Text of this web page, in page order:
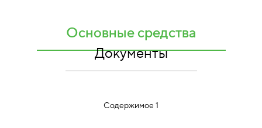
Основные средства
Документы
Содержимое 1